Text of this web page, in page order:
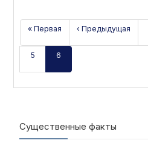
« Первая ‹ Предыдущая
5 6
Существенные факты